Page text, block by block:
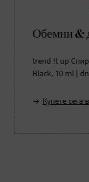
Обемни &
trend !t up
Black, 10 ml |
Купете сега